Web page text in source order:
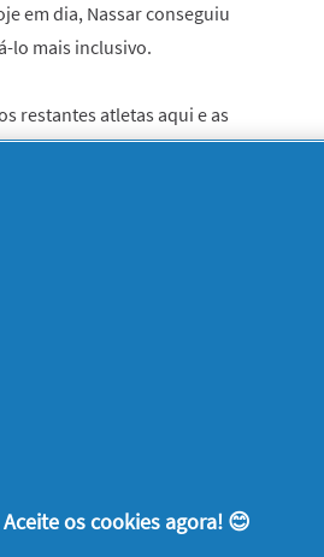
em dia, Nassar conseguiu
lo mais inclusivo.
restantes atletas aqui e as
os cookies agora! 😊